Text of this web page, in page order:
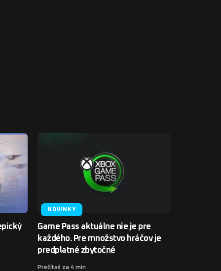
NOVINKY
Game Pass aktuálne nie je pre
každého. Pre množstvo hráčov je
predplatné zbytočné
Prečítaš za 4 min